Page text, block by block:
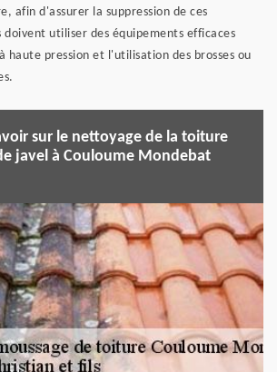
afin d'assurer la suppression de ces
utiliser des équipements efficaces
haute pression et l'utilisation des brosses ou
sur le nettoyage de la toiture
javel à Couloume Mondebat